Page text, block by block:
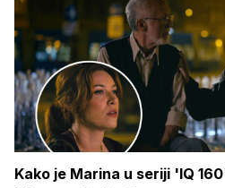
Kako je Marina u seriji 'IQ